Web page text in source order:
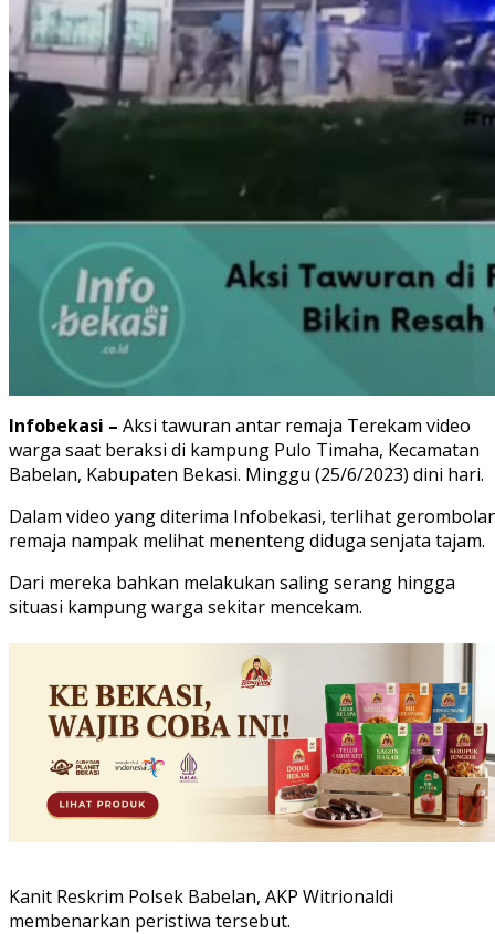
Infobekasi – Aksi tawuran antar remaja Terekam video
warga saat beraksi di kampung Pulo Timaha, Kecamatan
Babelan, Kabupaten Bekasi. Minggu (25/6/2023) dini hari.
Dalam video yang diterima Infobekasi, terlihat
remaja nampak melihat menenteng diduga senjata tajam.
Dari mereka bahkan melakukan saling serang hingga
situasi kampung warga sekitar mencekam.
Kanit Reskrim Polsek Babelan, AKP Witrionaldi
membenarkan peristiwa tersebut.